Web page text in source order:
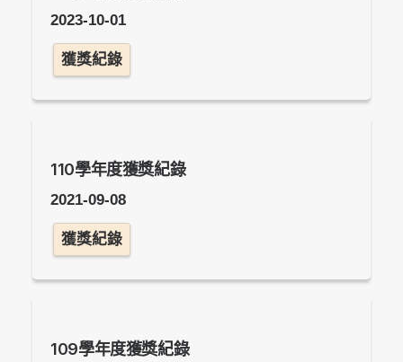
2023-10-01
獲獎紀錄
110學年度獲獎紀錄
2021-09-08
獲獎紀錄
109學年度獲獎紀錄